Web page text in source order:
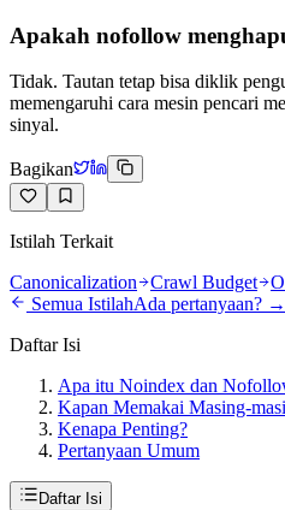
Apakah nofollow
Tidak. Tautan tetap bisa diklik
memengaruhi cara mesin pencari
sinyal.
Bagikan
Istilah Terkait
Canonicalization
Crawl Budget
Semua IstilahAda pertanyaan? →
Daftar Isi
Apa itu Noindex dan
Kapan Memakai Masing-
Kenapa Penting?
Pertanyaan Umum
Daftar Isi